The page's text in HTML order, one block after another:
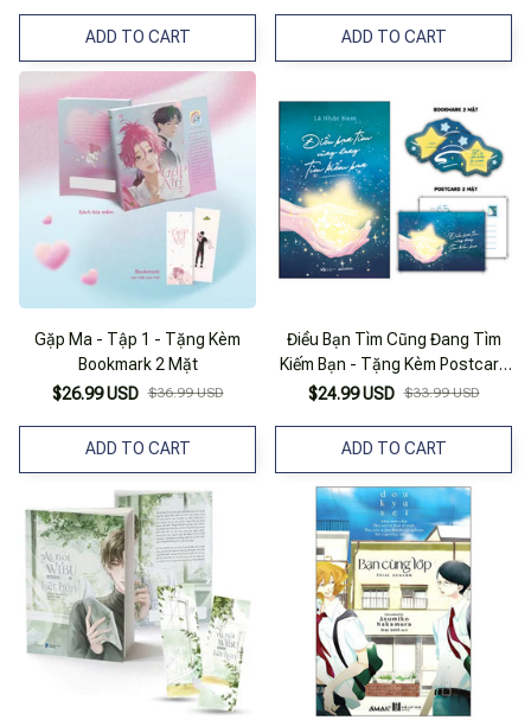
Postcard Random 1 Trong 4
ADD TO CART ADD TO CART
Gặp Ma - Tập 1 - Tặng Kèm
Bookmark 2 Mặt
$26.99 USD $36.99 USD
ADD TO CART
Điều Bạn Tìm Cũng Đang Tìm
Kiếm Bạn - Tặng Kèm Postcard
2 Mặt + Bookmark Bế Hình 2 Mặt
$24.99 USD $33.99 USD
ADD TO CART